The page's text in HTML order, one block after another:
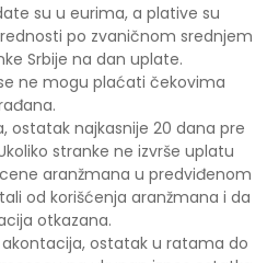
su u eurima, a plative su
po zvaničnom srednjem
Srbije na dan uplate.
se ne mogu plaćati čekovima
ostatak najkasnije 20 dana pre
stranke ne izvrše uplatu
aranžmana u predviđenom
od korišćenja aranžmana i da
otkazana.
ostatak u ratama do